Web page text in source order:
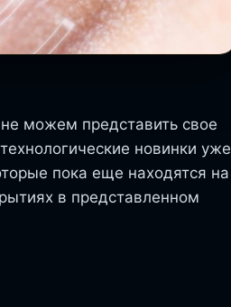
можем представить свое
новинки уже
пока еще находятся на
в представленном